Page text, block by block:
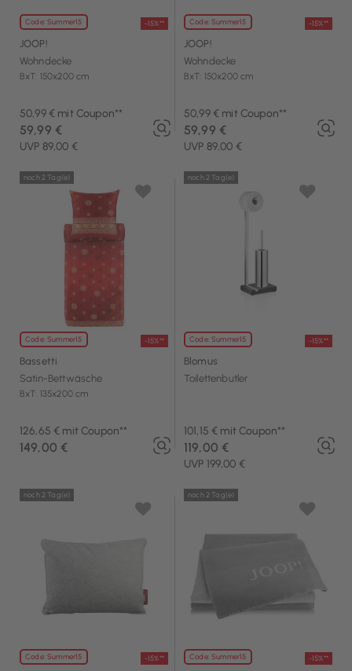
Code: Summer15 -15%**
JOOP!
Wohndecke
BxT: 150x200 cm
50,99 € mit Coupon**
UVP 89,00 €
59,99 €
Code: Summer15 -15%**
JOOP!
Wohndecke
BxT: 150x200 cm
50,99 € mit Coupon**
UVP 89,00 €
59,99 €
Code: Summer15 -15%**
noch 2 Tag(e)
Bassetti
Satin-Bettwäsche
BxT: 135x200 cm
126,65 € mit Coupon**
149,00 €
Code: Summer15 -15%**
noch 2 Tag(e)
Blomus
Toilettenbutler
101,15 € mit Coupon**
UVP 199,00 €
119,00 €
Code: Summer15 -15%**
noch 2 Tag(e)
Code: Summer15 -15%**
noch 2 Tag(e)